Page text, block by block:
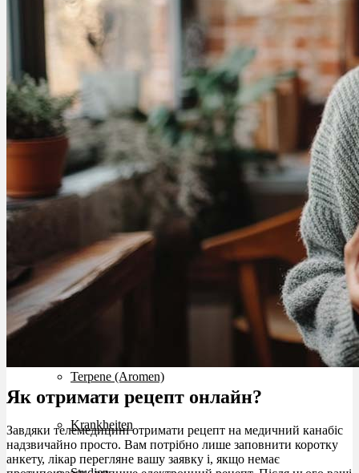
Cannabis Apotheke
Wissen
Cannabis Wirkung
Medizinisches Cannabis
Cannabinoide
THC
Terpene (Aromen)
Krankheiten
Як отримати рецепт онлайн?
Завдяки телемедицині отримати рецепт на медичний канабіс
надзвичайно просто. Вам потрібно лише заповнити коротку
анкету, лікар перегляне вашу заявку і, якщо немає